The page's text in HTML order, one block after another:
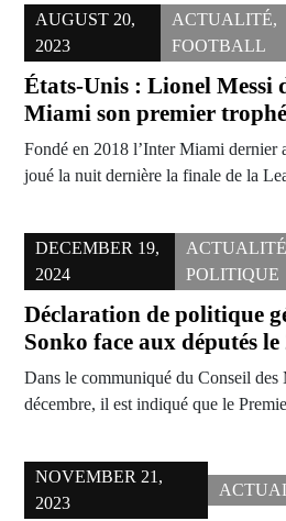
AUGUST 20,
2023
ACTUALITÉ,
FOOTBALL
États-Unis : Lionel Messi
Miami son premier
Fondé en 2018 l’Inter Miami dernier
joué la nuit dernière la finale de la
DECEMBER 19,
2024
ACTUALITÉ
POLITIQUE
Déclaration de politique
Sonko face aux députés
Dans le communiqué du Conseil des
décembre, il est indiqué que le
NOVEMBER 21,
2023